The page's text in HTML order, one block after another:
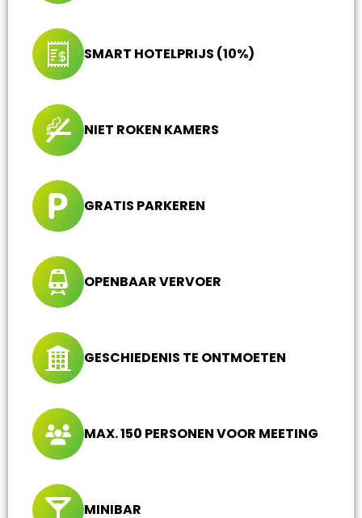
SMART HOTELPRIJS (10%)
NIET ROKEN KAMERS
GRATIS PARKEREN
OPENBAAR VERVOER
GESCHIEDENIS TE ONTMOETEN
MAX. 150 PERSONEN VOOR MEETING
MINIBAR